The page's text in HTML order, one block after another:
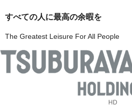
すべての人に最高の余暇を
The Greatest Leisure For All People
HD